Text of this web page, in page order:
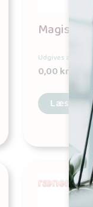
Magiske
Udgives af:
0,00kr
Læs